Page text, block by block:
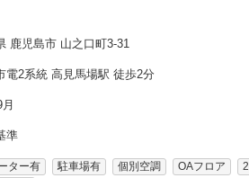
鹿児島市山之口町3-31
電2系統 高見馬場駅 徒歩2分
準
ター有 駐車場有 個別空調 OAフロア